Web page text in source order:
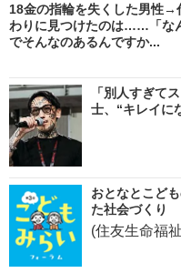
18金の指輪を失くした男性→
わりに見つけたのは……「な
でそんなのあるんですか...
「別人すぎ
士、“キレイに
おとなとこど
た社会づくり
(住友生命福